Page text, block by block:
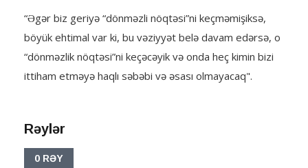
“Əgər biz geriyə “dönməzli nöqtəsi”ni keçməmişiksə,
böyük ehtimal var ki, bu vəziyyət belə davam edərsə, o
“dönməzlik nöqtəsi”ni keçəcəyik və onda heç kimin bizi
ittiham etməyə haqlı səbəbi və əsası olmayacaq".
Rəylər
0 RƏY